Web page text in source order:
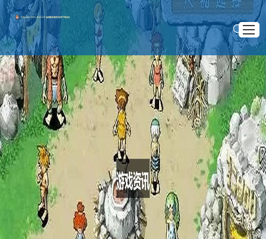
首页官网入口
解读红龙德州app官网
项目展示
游戏资讯
企业服务
加入红龙poker官方下载
首页>游戏资讯>三国群英传2：技能重塑，武力值全新升级
三国群英传2：技能重塑，武力值全新升级
2025 .10 .13
三国群英传2武力值如何修改技能
在《三国群英传2》这款经典的策略游戏中，武力值是一个
非常重要的属性，它直接影响着角色在战斗中的能力和表现。对
于玩家来说，掌握如何修改武力值技能是提升角色实力的关键之